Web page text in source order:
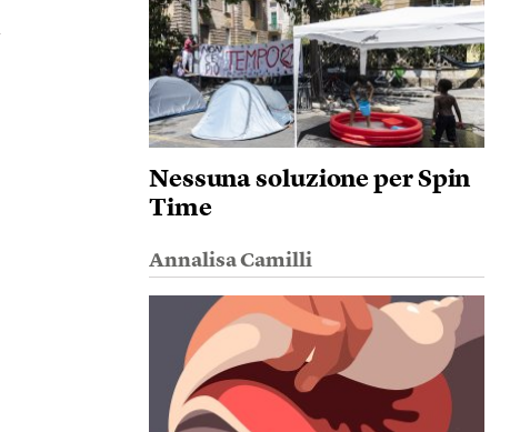
Nessuna soluzione per Spin
Time
Annalisa Camilli